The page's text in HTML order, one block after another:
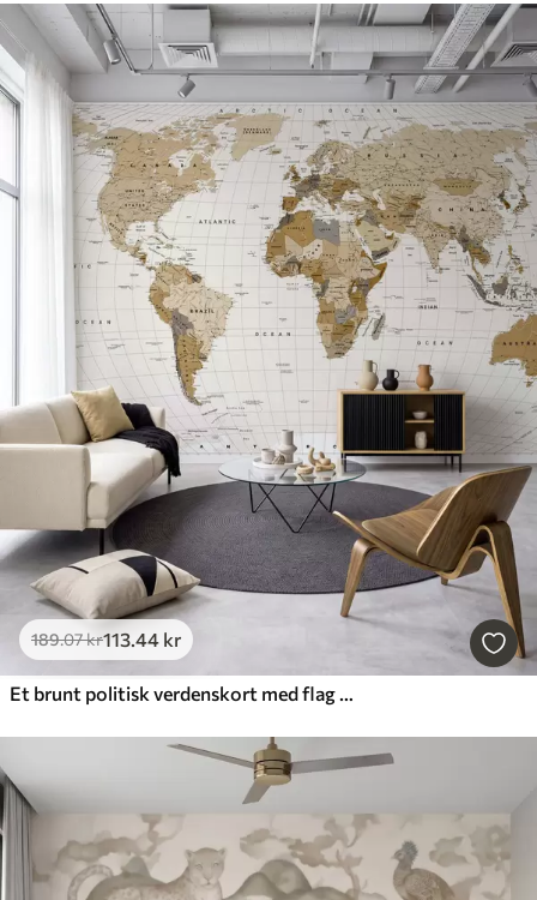
189.07kr113.44 kr
Et brunt politisk verdenskort med flag på engelsk